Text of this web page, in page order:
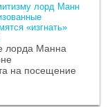
лорд Манн
«изгнать»
лорда Манна
на посещение